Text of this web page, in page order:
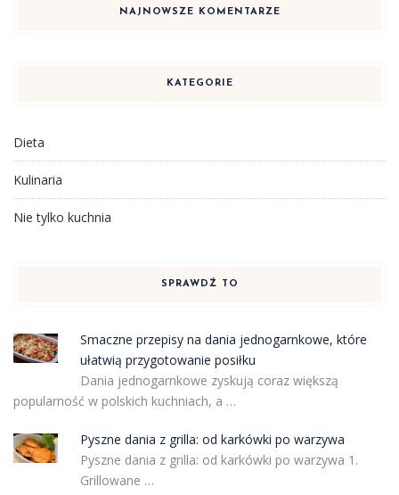
NAJNOWSZE KOMENTARZE
KATEGORIE
Dieta
Kulinaria
Nie tylko kuchnia
SPRAWDŹ TO
Smaczne przepisy na dania jednogarnkowe, które
ułatwią przygotowanie posiłku
Dania jednogarnkowe zyskują coraz większą
popularność w polskich kuchniach, a …
Pyszne dania z grilla: od karkówki po warzywa
Pyszne dania z grilla: od karkówki po warzywa 1.
Grillowane …